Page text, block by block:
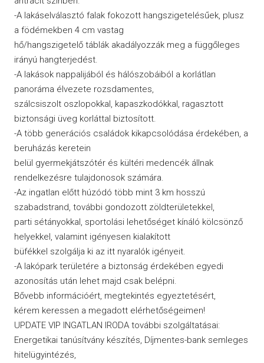
-A lakáselválasztó falak fokozott hangszigetelésűek, plusz
a födémekben 4 cm vastag
hő/hangszigetelő táblák akadályozzák meg a függőleges
irányú hangterjedést.
-A lakások nappalijából és hálószobáiból a korlátlan
panoráma élvezete rozsdamentes,
szálcsiszolt oszlopokkal, kapaszkodókkal, ragasztott
biztonsági üveg korláttal biztosított.
-A több generációs családok kikapcsolódása érdekében, a
beruházás keretein
belül gyermekjátszótér és kültéri medencék állnak
rendelkezésre tulajdonosok számára.
-Az ingatlan előtt húzódó több mint 3 km hosszú
szabadstrand, további gondozott zöldterületekkel,
parti sétányokkal, sportolási lehetőséget kínáló kölcsönző
helyekkel, valamint igényesen kialakított
büfékkel szolgálja ki az itt nyaralók igényeit.
-A lakópark területére a biztonság érdekében egyedi
azonosítás után lehet majd csak belépni.
Bővebb információért, megtekintés egyeztetésért,
kérem keressen a megadott elérhetőségeimen!
UPDATE VIP INGATLAN IRODA további szolgáltatásai:
Energetikai tanúsítvány készítés, Díjmentes-bank semleges
hitelügyintézés,